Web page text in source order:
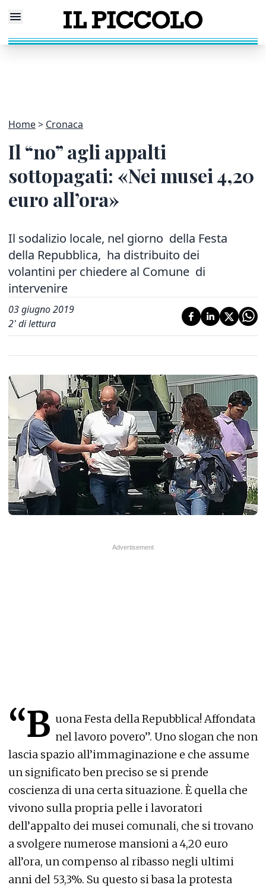
Home Cronaca
Il “no” agli appalti
sottopagati: «Nei musei 4,20
euro all’ora»
Il sodalizio locale, nel giorno della Festa
della Repubblica, ha distribuito dei
volantini per chiedere al Comune di
intervenire
03 giugno 2019
2' di lettura
“B uona Festa della Repubblica! Affondata
nel lavoro povero”. Uno slogan che non
lascia spazio all’immaginazione e che assume
un significato ben preciso se si prende
coscienza di una certa situazione. È quella che
vivono sulla propria pelle i lavoratori
dell’appalto dei musei comunali, che si trovano
a svolgere numerose mansioni a 4,20 euro
all’ora, un compenso al ribasso negli ultimi
anni del 53,3%. Su questo si basa la protesta